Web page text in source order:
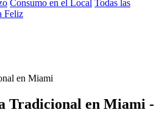
Consumo en el Local Todas las
Feliz
en Miami
Tradicional en Miami -